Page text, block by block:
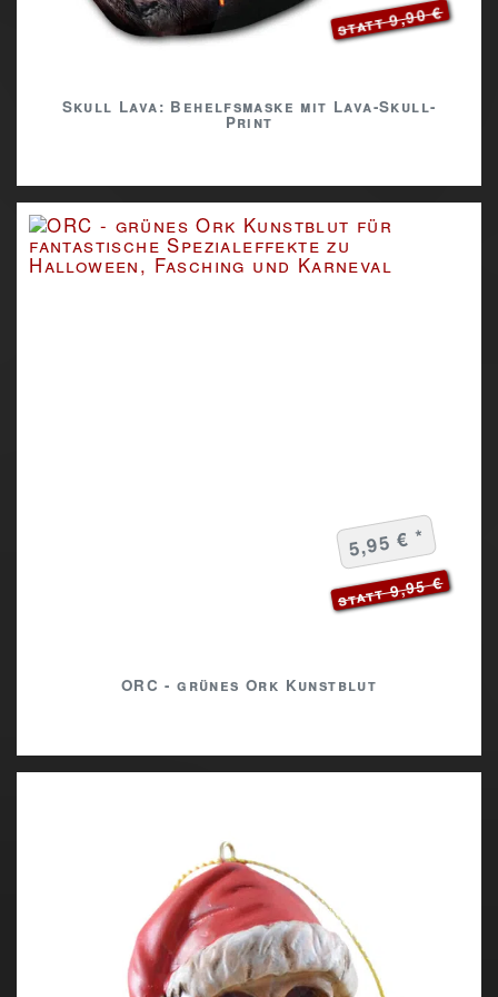
Skull Lava: Behelfsmaske mit Lava-Skull-
Print
statt 9,90 €
ORC - grünes Ork Kunstblut
statt 9,95 €
5,95 € *